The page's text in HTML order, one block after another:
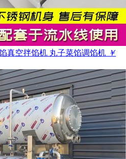
真空拌馅机 丸子菜馅调馅机 ￥